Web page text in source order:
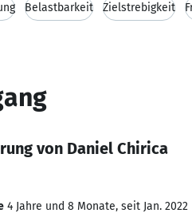
Belastbarkeit Zielstrebigkeit
von Daniel Chirica
4 Jahre und 8 Monate, seit Jan. 2022